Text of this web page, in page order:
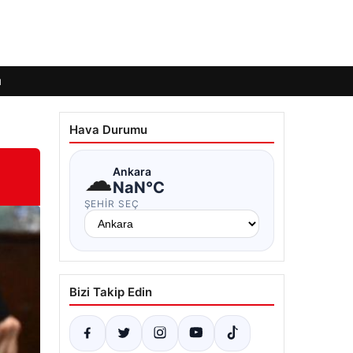
Hava Durumu
☁Ankara
NaN°C
ŞEHIR SEÇ
Bizi Takip Edin